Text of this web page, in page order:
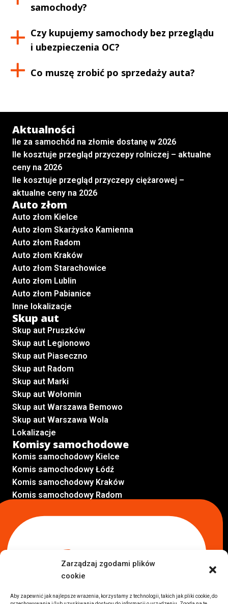
Zarządzaj zgodami plików
cookie
Aby zapewnić jak najlepsze wrażenia, korzystamy z technologii, takich jak pliki cookie, do
samochody?
Czy kupujemy samochody bez przeglądu
i ubezpieczenia OC?
Co muszę zrobić po sprzedaży auta?
Aktualności
Ile za samochód na złomie dostanę w 2026
Ile kosztuje przegląd przyczepy rolniczej – aktualne
ceny na 2026
Ile kosztuje przegląd przyczepy ciężarowej –
aktualne ceny na 2026
Auto złom
Auto złom Kielce
Auto złom Skarżysko Kamienna
Auto złom Radom
Auto złom Kraków
Auto złom Starachowice
Auto złom Lublin
Auto złom Pabianice
Inne lokalizacje
Skup aut
Skup aut Pruszków
Skup aut Legionowo
Skup aut Piaseczno
Skup aut Radom
Skup aut Marki
Skup aut Wołomin
Skup aut Warszawa Bemowo
Skup aut Warszawa Wola
Lokalizacje
Komisy samochodowe
Komis samochodowy Kielce
Komis samochodowy Łódź
Komis samochodowy Kraków
Komis samochodowy Radom
Komis samochodowy Opole
Komis samochodowy Lublin
Inne Lokalizacje
Auta z USA Rzeszów